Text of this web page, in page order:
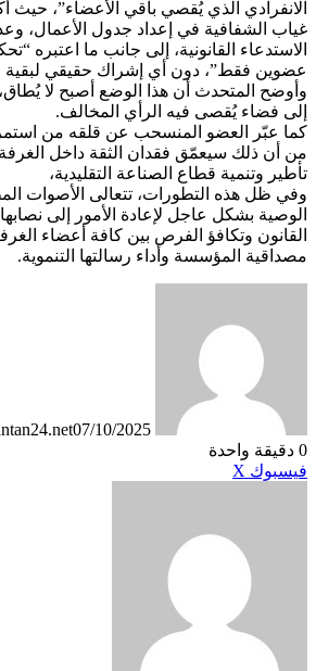
الانفرادي الذي يُقصي باقي الأعضاء”، حيث
غياب الشفافية في إعداد جدول الأعمال،
الاستدعاء القانونية، إلى جانب ما اعتبره
عضوين فقط”، دون أي إشراك حقيقي لبقية
وأوضح المتحدث أن هذا الوضع أصبح لا
إلى فضاء يُقصى فيه الرأي المخالف.
كما عبّر العضو المنسحب عن قلقه من
من أن ذلك سيعمّق فقدان الثقة داخل
تأطير وتنمية قطاع الصناعة التقليدية،
وفي ظل هذه التطورات، تتعالى الأصوات
الوصية بشكل عاجل لإعادة الأمور إلى
القانون وتكافؤ الفرص بين كافة أعضاء
مصداقية المؤسسة وأداء رسالتها التنموية.
07/10/2025
0 دقيقة واحدة
فيسبوك X